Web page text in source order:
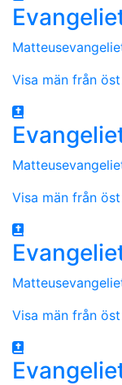
Visa män från öst
Visa män från öst
Visa män från öst